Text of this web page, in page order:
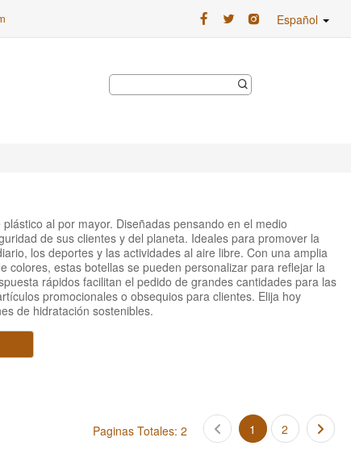
Español
al por mayor. Diseñadas pensando en el medio
de sus clientes y del planeta. Ideales para promover la
los deportes y las actividades al aire libre. Con una amplia
colores, estas botellas se pueden personalizar para reflejar la
rápidos facilitan el pedido de grandes cantidades para las
promocionales o obsequios para clientes. Elija hoy
de hidratación sostenibles.
Paginas Totales: 2 1 2